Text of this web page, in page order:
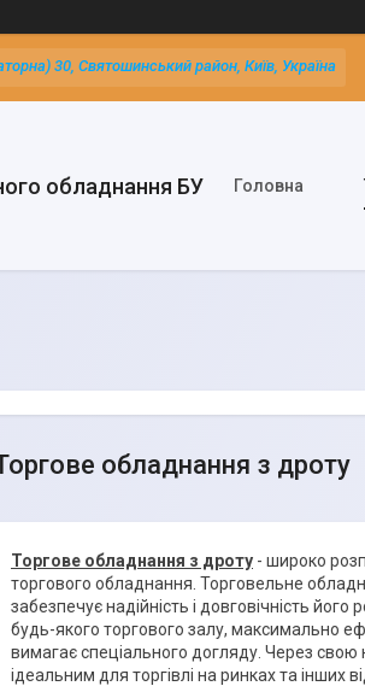
30, Святошинський район, Київ, Україна
обладнання БУ Головна
обладнання з дроту
Торгове обладнання з дроту - широко
торгового обладнання. Торговельне
забезпечує надійність і довговічність
будь-якого торгового залу, максимально
вимагає спеціального догляду. Через свою
ідеальним для торгівлі на ринках та інших